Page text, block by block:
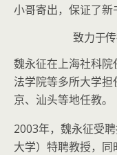
小哥寄出，保证了新
致力于
魏永征在上海社科
法学院等多所大学
京、汕头等地任教。
2003年，魏永征受
大学）特聘教授，同